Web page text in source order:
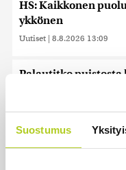
Suostumus
HS: Kaikkonen
ykkönen
Uutiset | 8.8.2026 13:09
Palautitko